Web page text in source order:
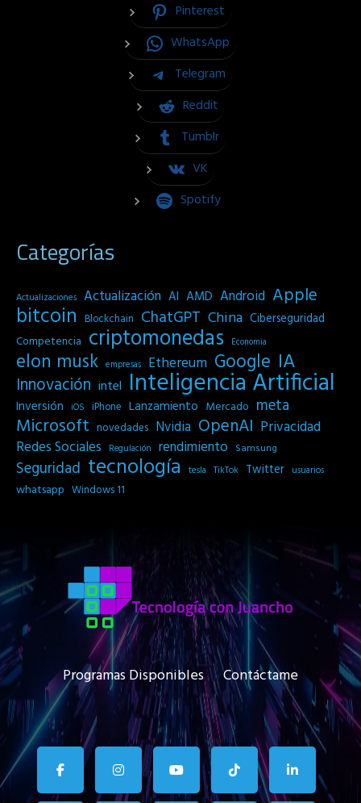
Pinterest
WhatsApp
Telegram
Reddit
Tumblr
VK
Spotify
Categorías
Actualizaciones Actualización AI AMD Android Apple
bitcoin Blockchain ChatGPT China Ciberseguridad
Competencia criptomonedas Economia
elon musk empresas Ethereum Google IA
Innovación intel Inteligencia Artificial
Inversión iOS iPhone Lanzamiento Mercado meta
Microsoft novedades Nvidia OpenAI Privacidad
Redes Sociales
Regulación rendimiento Samsung
Seguridad tecnología tesla TikTok Twitter usuarios
whatsapp Windows 11
Programas Disponibles Contáctame